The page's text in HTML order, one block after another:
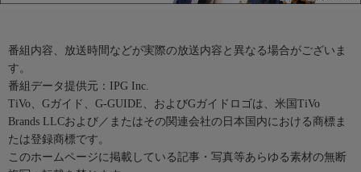
番組内容、放送時間などが実際の放送内容と異なる場合がございま
す。
番組データ提供元：IPG Inc.
TiVo、Gガイド、G-GUIDE、およびGガイドロゴは、米国TiVo
Brands LLCおよび／またはその関連会社の日本国内における商標ま
たは登録商標です。
このホームページに掲載している記事・写真等あらゆる素材の無断